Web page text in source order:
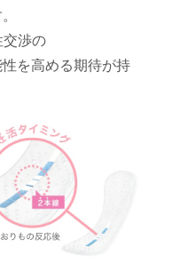
渉の
を高める期待が持